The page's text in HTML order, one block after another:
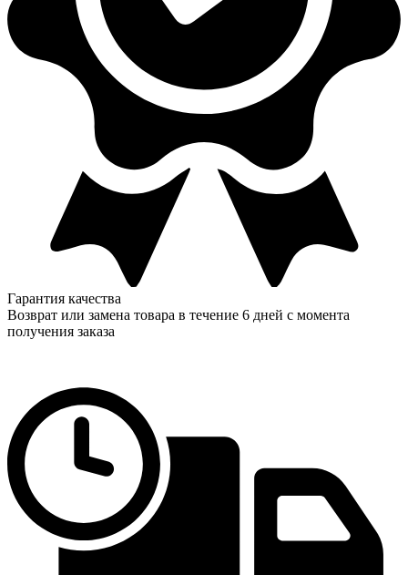
Гарантия качества
Возврат или замена товара в течение 6 дней с момента
получения заказа